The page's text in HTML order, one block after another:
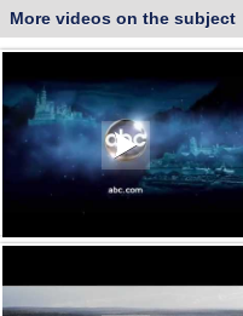
More videos on the subject